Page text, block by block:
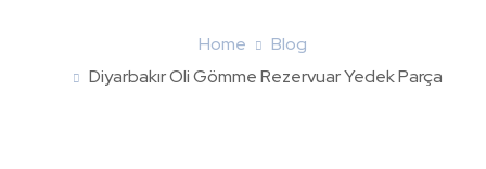
Home
Blog
Diyarbakır Oli Gömme Rezervuar Yedek Parça